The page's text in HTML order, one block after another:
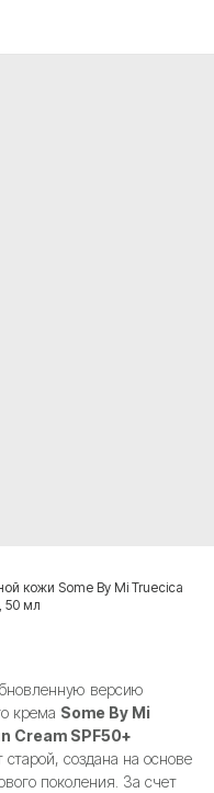
кожи Some By Mi Truecica
50 мл
версию
крема Some By Mi
Cream SPF50+
создана на основе
поколения. За счет